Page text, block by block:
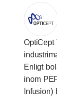
OptiCept
Enligt
inom